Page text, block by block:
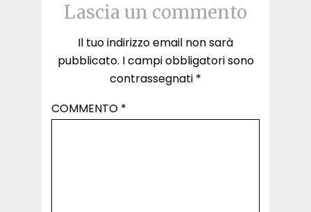
Lascia un commento
Il tuo indirizzo email non sarà
pubblicato. I campi obbligatori sono
contrassegnati *
COMMENTO *